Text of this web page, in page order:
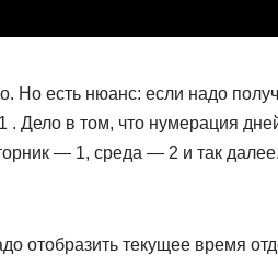
Но есть нюанс: если надо
. Дело в том, что нумерация
— 1, среда — 2 и так
отобразить текущее время